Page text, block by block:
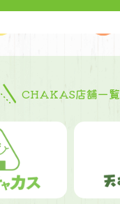
CHAKAS店舗一覧